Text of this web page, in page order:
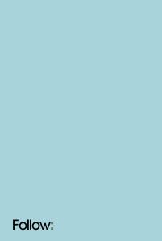
Follow: